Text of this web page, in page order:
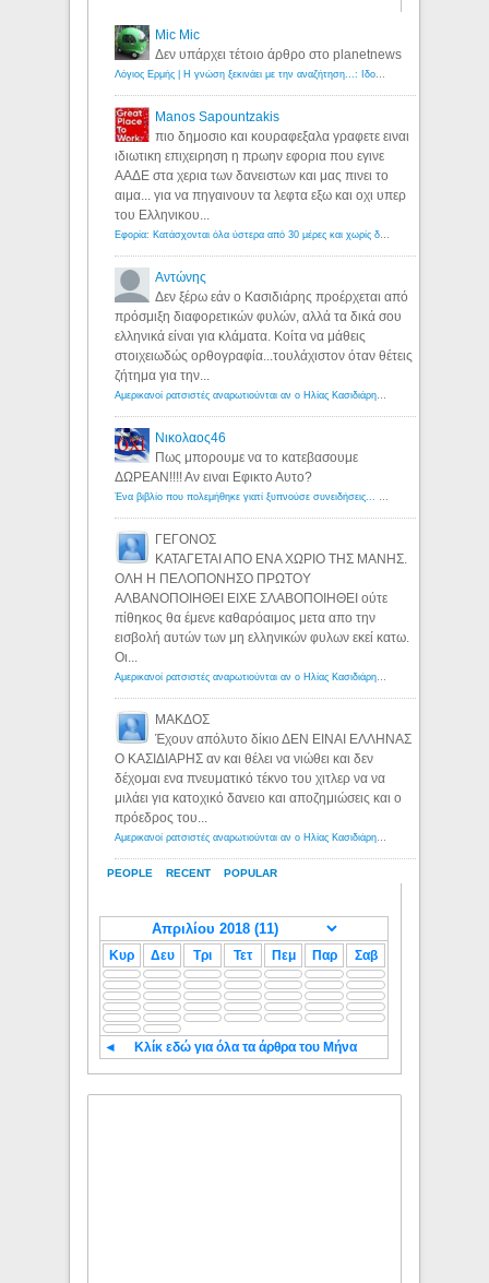
PEOPLE RECENT POPULAR
Mic Mic
Δεν υπάρχει τέτοιο άρθρο στο planetnews
Λόγιος Ερμής | Η γνώση ξεκινάει με την αναζήτηση...: Ιδού οι 18 που χρωστούν 11 δις ευρώ!
Manos Sapountzakis
πιο δημοσιο και κουραφεξαλα γραφετε ειναι
ιδιωτικη επιχειρηση η πρωην εφορια που εγινε
ΑΑΔΕ στα χερια των δανειστων και μας πινει το
αιμα... για να πηγαινουν τα λεφτα εξω και οχι υπερ
του Ελληνικου...
Εφορία: Κατάσχονται όλα ύστερα από 30 μέρες και χωρίς δικαστικές αποφάσεις - Λόγιος Ερμής
Αντώνης
Δεν ξέρω εάν ο Κασιδιάρης προέρχεται από
πρόσμιξη διαφορετικών φυλών, αλλά τα δικά σου
ελληνικά είναι για κλάματα. Κοίτα να μάθεις
στοιχειωδώς ορθογραφία...τουλάχιστον όταν θέτεις
ζήτημα για την...
Αμερικανοί ρατσιστές αναρωτιούνται αν ο Ηλίας Κασιδιάρης ανήκει στη λευκή φυλή... - Λόγιος Ερμής
Νικολαος46
Πως μπορουμε να το κατεβασουμε
ΔΩΡΕΑΝ!!!! Αν ειναι Εφικτο Αυτο?
Ένα βιβλίο που πολεμήθηκε γιατί ξυπνούσε συνειδήσεις... - Λόγιος Ερμής | Η γνώση ξεκινάει με την αναζήτηση...
ΓΕΓΟΝΟΣ
ΚΑΤΑΓΕΤΑΙ ΑΠΟ ΕΝΑ ΧΩΡΙΟ ΤΗΣ ΜΑΝΗΣ.
ΟΛΗ Η ΠΕΛΟΠΟΝΗΣΟ ΠΡΩΤΟΥ
ΑΛΒΑΝΟΠΟΙΗΘΕΙ ΕΙΧΕ ΣΛΑΒΟΠΟΙΗΘΕΙ ούτε
πίθηκος θα έμενε καθαρόαιμος μετα απο την
εισβολή αυτών των μη ελληνικών φυλων εκεί κατω.
Οι...
Αμερικανοί ρατσιστές αναρωτιούνται αν ο Ηλίας Κασιδιάρης ανήκει στη λευκή φυλή... - Λόγιος Ερμής
ΜΑΚΔΟΣ
Έχουν απόλυτο δίκιο ΔΕΝ ΕΙΝΑΙ ΕΛΛΗΝΑΣ
Ο ΚΑΣΙΔΙΑΡΗΣ αν και θέλει να νιώθει και δεν
δέχομαι ενα πνευματικό τέκνο του χιτλερ να να
μιλάει για κατοχικό δανειο και αποζημιώσεις και ο
πρόεδρος του...
Αμερικανοί ρατσιστές αναρωτιούνται αν ο Ηλίας Κασιδιάρης ανήκει στη λευκή φυλή... - Λόγιος Ερμής
Κυρ Δευ Τρι Τετ Πεμ Παρ Σαβ
◄ Κλίκ εδώ για όλα τα άρθρα του Μήνα